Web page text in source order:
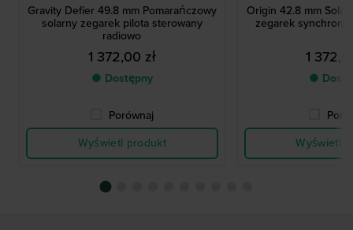
Gravity Defier 49.8 mm Pomarańczowy
solarny zegarek pilota sterowany
radiowo
1 372,00 zł
● Dostępny
Porównaj
Wyświetl produkt
Origin 42.8 mm
zegarek
1
●
Wyświetl